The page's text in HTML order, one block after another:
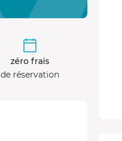
zéro frais
de réservation